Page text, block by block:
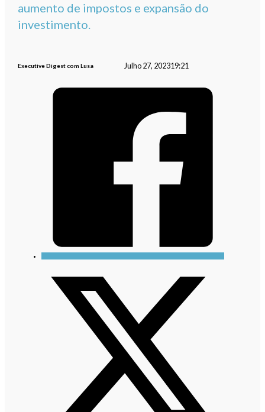
aumento de impostos e expansão do
investimento.
Executive Digest com Lusa Julho 27, 202319:21